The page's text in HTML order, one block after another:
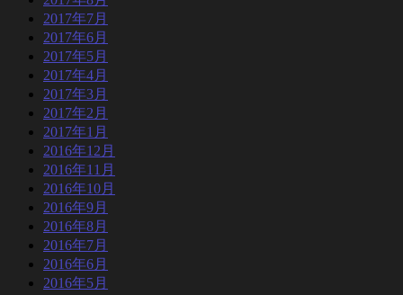
2017年7月
2017年6月
2017年5月
2017年4月
2017年3月
2017年2月
2017年1月
2016年12月
2016年11月
2016年10月
2016年9月
2016年8月
2016年7月
2016年6月
2016年5月